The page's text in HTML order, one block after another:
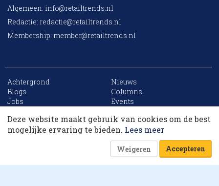
Algemeen: info@retailtrends.nl
Redactie: redactie@retailtrends.nl
Membership: member@retailtrends.nl
Achtergrond
Nieuws
Blogs
Columns
Jobs
Events
Archief
Sitemap
Website is powered by
Deze website maakt gebruik van cookies om de best
mogelijke ervaring te bieden. Lees meer
Weigeren Accepteren
10 collega’s
Korting op events